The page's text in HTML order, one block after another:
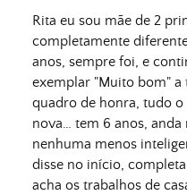
Rita eu sou mãe de 2
completamente
anos, sempre foi, e
exemplar "Muito bom" a
quadro de honra, tudo
nova… tem 6 anos, anda
nenhuma menos
disse no início,
acha os trabalhos de